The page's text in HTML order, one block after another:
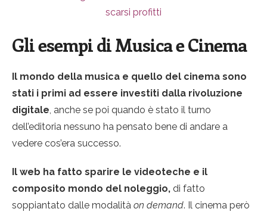
Gli esempi di Musica e Cinema
Il mondo della musica e quello del cinema sono
stati i primi ad essere investiti dalla rivoluzione
digitale, anche se poi quando è stato il turno
dell’editoria nessuno ha pensato bene di andare a
vedere cos’era successo.
Il web ha fatto sparire le videoteche e il
composito mondo del noleggio, di fatto
soppiantato dalle modalità on demand. Il cinema però